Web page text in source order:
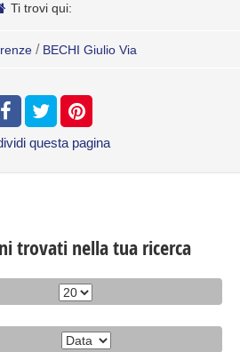
Ti trovi qui:
/ BECHI Giulio Via
questa pagina
trovati nella tua ricerca